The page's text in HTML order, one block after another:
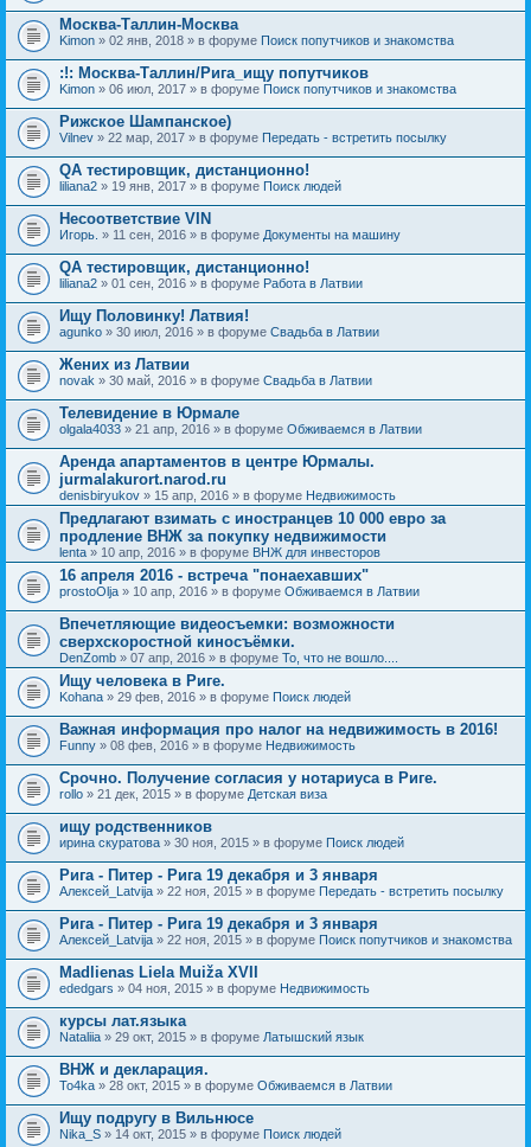
Москва-Таллин-Москва
Kimon » 02 янв, 2018 » в форуме Поиск попутчиков и знакомства
:!: Москва-Таллин/Рига_ищу попутчиков
Kimon » 06 июл, 2017 » в форуме Поиск попутчиков и знакомства
Рижское Шампанское)
Vilnev » 22 мар, 2017 » в форуме Передать - встретить посылку
QA тестировщик, дистанционно!
liliana2 » 19 янв, 2017 » в форуме Поиск людей
Несоответствие VIN
Игорь. » 11 сен, 2016 » в форуме Документы на машину
QA тестировщик, дистанционно!
liliana2 » 01 сен, 2016 » в форуме Работа в Латвии
Ищу Половинку! Латвия!
agunko » 30 июл, 2016 » в форуме Свадьба в Латвии
Жених из Латвии
novak » 30 май, 2016 » в форуме Свадьба в Латвии
Телевидение в Юрмале
olgala4033 » 21 апр, 2016 » в форуме Обживаемся в Латвии
Аренда апартаментов в центре Юрмалы.
jurmalakurort.narod.ru
denisbiryukov » 15 апр, 2016 » в форуме Недвижимость
Предлагают взимать с иностранцев 10 000 евро за
продление ВНЖ за покупку недвижимости
lenta » 10 апр, 2016 » в форуме ВНЖ для инвесторов
16 апреля 2016 - встреча "понаехавших"
prostoOlja » 10 апр, 2016 » в форуме Обживаемся в Латвии
Впечетляющие видеосъемки: возможности
сверхскоростной киносъёмки.
DenZomb » 07 апр, 2016 » в форуме То, что не вошло....
Ищу человека в Риге.
Kohana » 29 фев, 2016 » в форуме Поиск людей
Важная информация про налог на недвижимость в 2016!
Funny » 08 фев, 2016 » в форуме Недвижимость
Срочно. Получение согласия у нотариуса в Риге.
rollo » 21 дек, 2015 » в форуме Детская виза
ищу родственников
ирина скуратова » 30 ноя, 2015 » в форуме Поиск людей
Рига - Питер - Рига 19 декабря и 3 января
Алексей_Latvija » 22 ноя, 2015 » в форуме Передать - встретить посылку
Рига - Питер - Рига 19 декабря и 3 января
Алексей_Latvija » 22 ноя, 2015 » в форуме Поиск попутчиков и знакомства
Madlienas Liela Muiža XVII
ededgars » 04 ноя, 2015 » в форуме Недвижимость
курсы лат.языка
Nataliia » 29 окт, 2015 » в форуме Латышский язык
ВНЖ и декларация.
To4ka » 28 окт, 2015 » в форуме Обживаемся в Латвии
Ищу подругу в Вильнюсе
Nika_S » 14 окт, 2015 » в форуме Поиск людей